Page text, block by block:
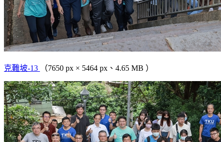
克難坡-13 （7650 px × 5464 px、4.65 MB ）